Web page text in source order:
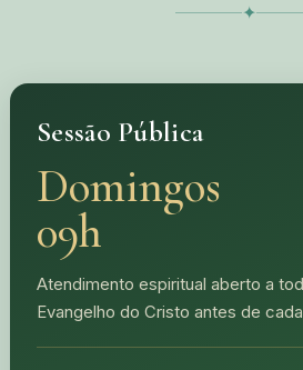
✦
Sessão Pública
Domingos
09h
Atendimento espiritual aberto a
Evangelho do Cristo antes de